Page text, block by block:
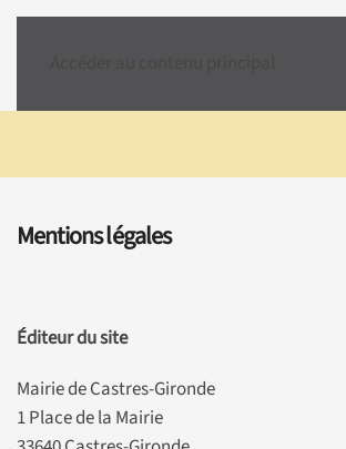
Mentions légales
Éditeur du site
Mairie de Castres-Gironde
1 Place de la Mairie